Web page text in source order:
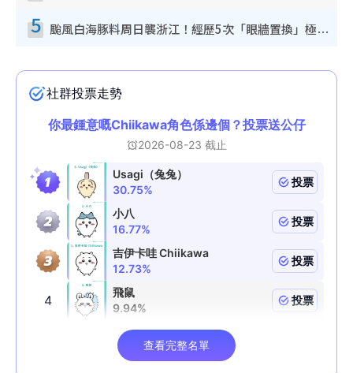
5 颱風白海豚料周日襲浙江！經歷5次「眼牆置換」極罕見 成登陸內地最長途颱風